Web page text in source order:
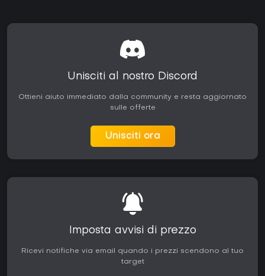
Unisciti al nostro Discord
Ottieni aiuto immediato dalla community e resta aggiornato
sulle offerte
Unisciti ora
Imposta avvisi di prezzo
Ricevi notifiche via email quando i prezzi scendono al tuo
target